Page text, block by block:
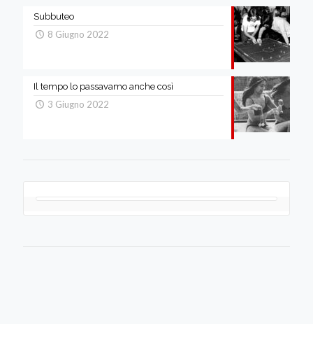
Subbuteo
8 Giugno 2022
Il tempo lo passavamo anche così
3 Giugno 2022